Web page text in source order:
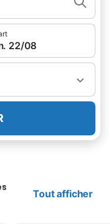
22/08
Tout afficher